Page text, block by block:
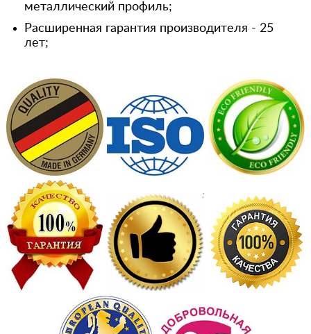
металлический профиль;
Расширенная гарантия производителя - 25
лет;